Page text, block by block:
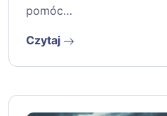
pomóc…
Czytaj